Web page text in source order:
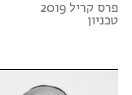
פרס קריל 2019
טכניון